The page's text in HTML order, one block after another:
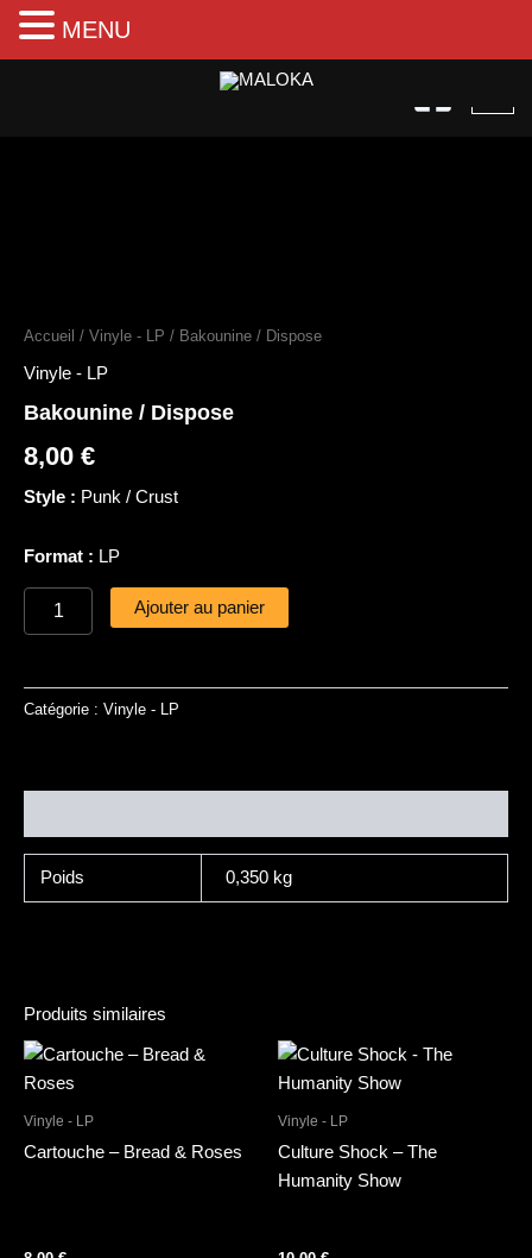
Aller
Accueil / Vinyle - LP / Bakounine / Dispose
Vinyle - LP
Bakounine / Dispose
8,00 €
Style : Punk / Crust
Format : LP
/
Dispose
Ajouter au panier
Catégorie : Vinyle - LP
Poids 0,350 kg
Produits similaires
Vinyle - LP
Cartouche – Bread & Roses
Vinyle - LP
Culture Shock – The
Humanity Show
MENU